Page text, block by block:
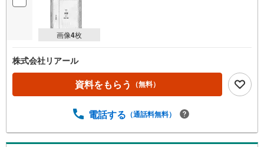
画像4枚
株式会社リアール
資料をもらう （無料）
電話する （通話料無料）